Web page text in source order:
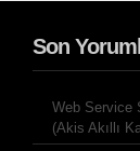
Son
Web Service
(Akis Akıllı